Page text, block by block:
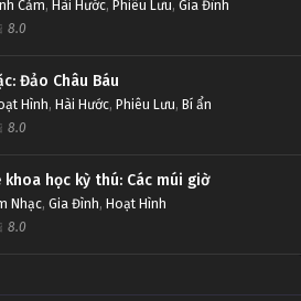
Cảm, Hài Hước, Phiêu Lưu, Gia Đình
8.0
Đảo Châu Báu
Hình, Hài Hước, Phiêu Lưu, Bí ẩn
8.0
khoa học kỳ thú: Các múi giờ
Nhạc, Gia Đình, Hoạt Hình
8.0